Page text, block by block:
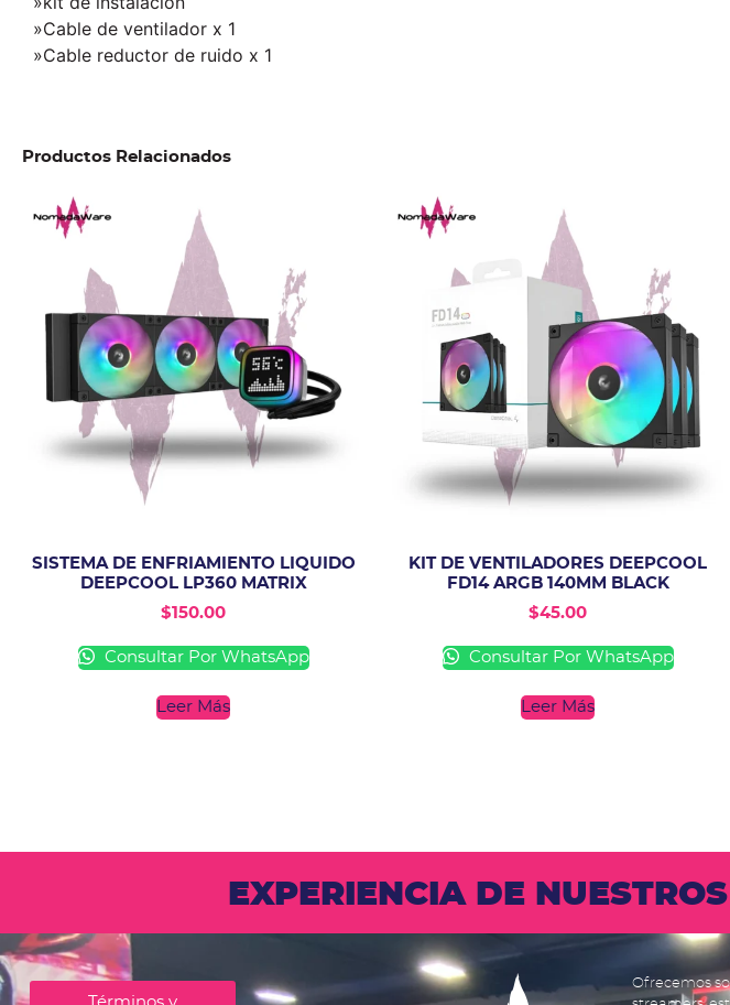
»Cable de ventilador x 1
»Cable reductor de ruido x 1
Productos Relacionados
SISTEMA DE ENFRIAMIENTO LIQUIDO
DEEPCOOL LP360 MATRIX
$150.00
Consultar Por WhatsApp
Leer Más
KIT DE VENTILADORES DEEPCOOL
FD14 ARGB 140MM BLACK
$45.00
Consultar Por WhatsApp
Leer Más
EXPERIENCIA DE
Ofrecemos